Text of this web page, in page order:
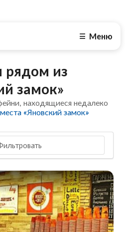
☰ Меню
рядом из
замок»
находящиеся недалеко
«Яновский замок»